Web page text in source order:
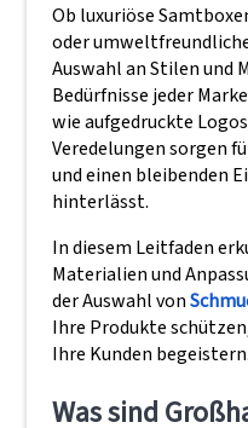
Ob luxuriöse
oder
Auswahl an Stilen und
Bedürfnisse jeder
wie aufgedruckte
Veredelungen sorgen
und einen bleibenden
hinterlässt.
In diesem Leitfaden
Materialien und
der Auswahl von
Ihre Produkte
Ihre Kunden begeistern.
Was sind